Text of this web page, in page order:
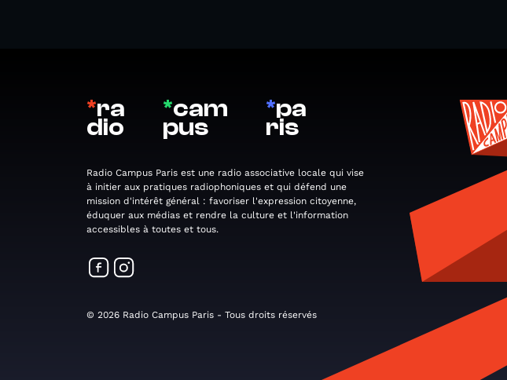
*ra
dio
*cam
pus
*pa
ris
Radio Campus Paris est une radio associative locale qui vise
à initier aux pratiques radiophoniques et qui défend une
mission d'intérêt général : favoriser l'expression citoyenne,
éduquer aux médias et rendre la culture et l'information
accessibles à toutes et tous.
© 2026 Radio Campus Paris - Tous droits réservés